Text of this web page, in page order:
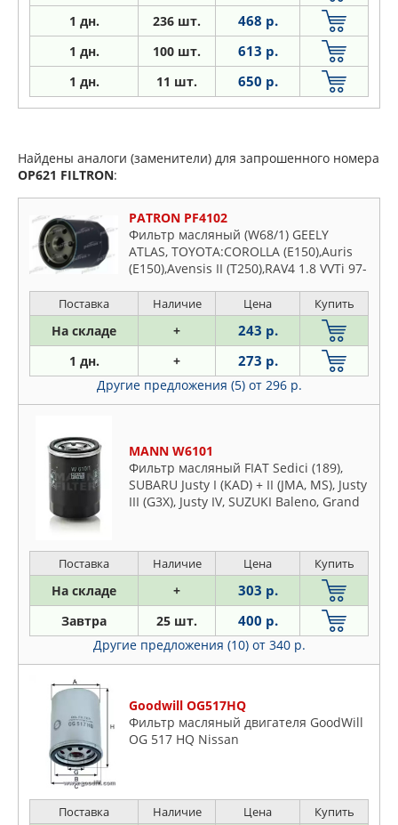
1 дн. 236 шт. 468 р.
1 дн. 100 шт. 613 р.
1 дн. 11 шт. 650 р.
Найдены аналоги (заменители) для запрошенного номера
OP621 FILTRON:
PATRON PF4102
Фильтр масляный (W68/1) GEELY
ATLAS, TOYOTA:COROLLA (E150),Auris
(E150),Avensis II (T250),RAV4 1.8 VVTi 97-
Поставка Наличие Цена Купить
На складе + 243 р.
1 дн. + 273 р.
Другие предложения (5) от 296 р.
MANN W6101
Фильтр масляный FIAT Sedici (189),
SUBARU Justy I (KAD) + II (JMA, MS), Justy
III (G3X), Justy IV, SUZUKI Baleno, Grand
Поставка Наличие Цена Купить
На складе + 303 р.
Завтра 25 шт. 400 р.
Другие предложения (10) от 340 р.
Goodwill OG517HQ
Фильтр масляный двигателя GoodWill
OG 517 HQ Nissan
Поставка Наличие Цена Купить